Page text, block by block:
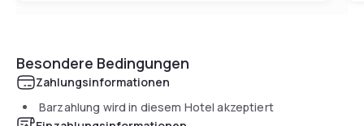
Besondere Bedingungen
Zahlungsinformationen
Barzahlung wird in diesem Hotel akzeptiert